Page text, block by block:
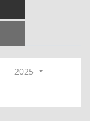
2025